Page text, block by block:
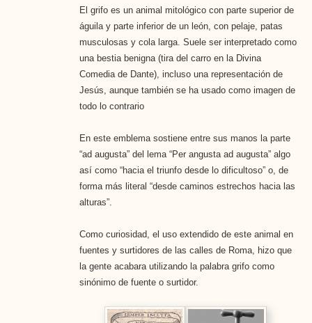
El grifo es un animal mitológico con parte superior de
águila y parte inferior de un león, con pelaje, patas
musculosas y cola larga. Suele ser interpretado como
una bestia benigna (tira del carro en la Divina
Comedia de Dante), incluso una representación de
Jesús, aunque también se ha usado como imagen de
todo lo contrario
En este emblema sostiene entre sus manos la parte
“ad augusta” del lema “Per angusta ad augusta” algo
así como “hacia el triunfo desde lo dificultoso” o, de
forma más literal “desde caminos estrechos hacia las
alturas”.
Como curiosidad, el uso extendido de este animal en
fuentes y surtidores de las calles de Roma, hizo que
la gente acabara utilizando la palabra grifo como
sinónimo de fuente o surtidor.